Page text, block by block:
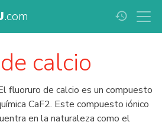
.com history
calcio
fluoruro de calcio es un compuesto
CaF2. Este compuesto iónico
en la naturaleza como el